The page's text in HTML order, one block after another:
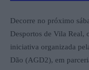
Decorre no próximo
Desportos de Vila
iniciativa organizada
Dão (AGD2), em